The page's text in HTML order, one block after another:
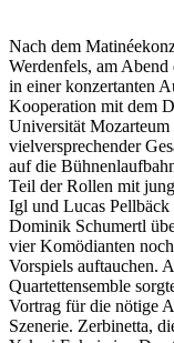
Nach dem
Werdenfels, am Abend
in einer konzertanten
Kooperation mit dem
Universität
vielversprechender
auf die
Teil der Rollen mit
Igl und Lucas
Dominik Schumertl
vier Komödianten
Vorspiels auftauchen.
Quartettensemble
Vortrag für die nötige
Szenerie. Zerbinetta,